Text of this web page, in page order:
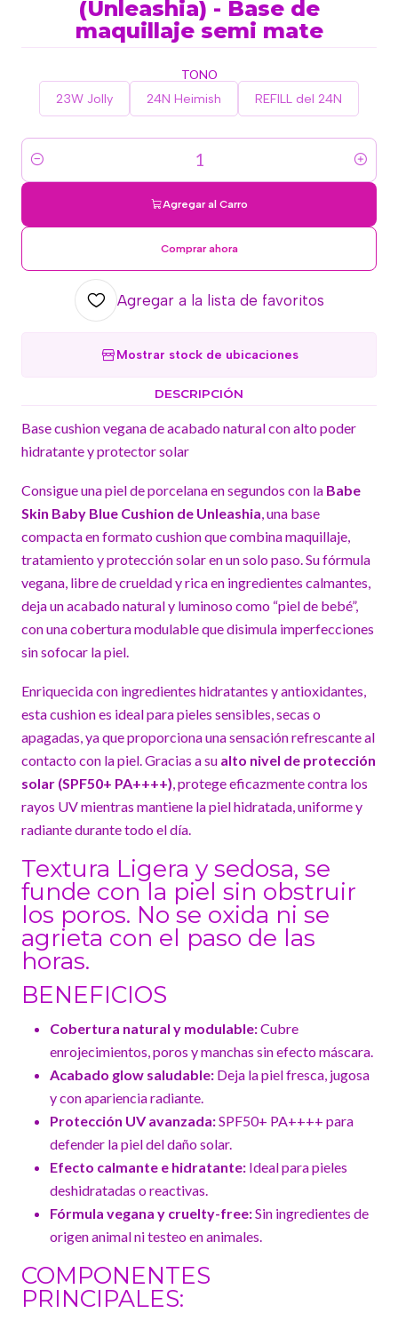
(Unleashia) - Base de
maquillaje semi mate
TONO
23W Jolly 24N Heimish REFILL del 24N
Cantidad
Agregar al Carro
Comprar ahora
Agregar a la lista de favoritos
Mostrar stock de ubicaciones
DESCRIPCIÓN
Base cushion vegana de acabado natural con alto poder
hidratante y protector solar
Consigue una piel de porcelana en segundos con la Babe
Skin Baby Blue Cushion de Unleashia, una base
compacta en formato cushion que combina maquillaje,
tratamiento y protección solar en un solo paso. Su fórmula
vegana, libre de crueldad y rica en ingredientes calmantes,
deja un acabado natural y luminoso como “piel de bebé”,
con una cobertura modulable que disimula imperfecciones
sin sofocar la piel.
Enriquecida con ingredientes hidratantes y antioxidantes,
esta cushion es ideal para pieles sensibles, secas o
apagadas, ya que proporciona una sensación refrescante al
contacto con la piel. Gracias a su alto nivel de protección
solar (SPF50+ PA++++), protege eficazmente contra los
rayos UV mientras mantiene la piel hidratada, uniforme y
radiante durante todo el día.
Textura Ligera y sedosa, se
funde con la piel sin obstruir
los poros. No se oxida ni se
agrieta con el paso de las
horas.
BENEFICIOS
Cobertura natural y modulable:Cubre
enrojecimientos, poros y manchas sin efecto máscara.
Acabado glow saludable: Deja la piel fresca, jugosa
y con apariencia radiante.
Protección UV avanzada:SPF50+ PA++++ para
defender la piel del daño solar.
Efecto calmante e hidratante: Ideal para pieles
deshidratadas o reactivas.
Fórmula vegana y cruelty-free:Sin ingredientes de
origen animal ni testeo en animales.
COMPONENTES
PRINCIPALES: